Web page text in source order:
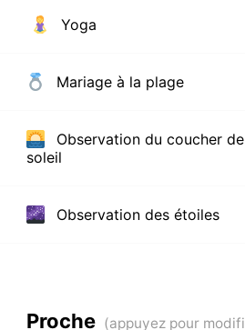
Yoga
Mariage à la plage
Observation du coucher de
soleil
Observation des étoiles
Proche